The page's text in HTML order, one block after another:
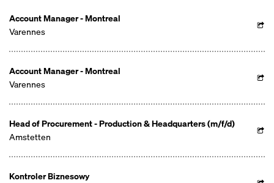
Account Manager - Montreal
Varennes
Account Manager - Montreal
Varennes
Head of Procurement - Production & Headquarters (m/f/d)
Amstetten
Kontroler Biznesowy